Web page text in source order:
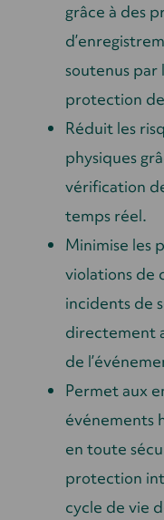
grâce à des
soutenus par
protection
Réduit les
physiques
vérification
temps réel.
Minimise les
violations de
incidents de
directement
de
Permet aux
événements
en toute
protection
cycle de vie